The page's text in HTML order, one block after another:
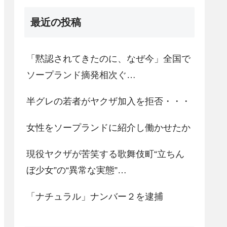
最近の投稿
「黙認されてきたのに、なぜ今」全国で
ソープランド摘発相次ぐ…
半グレの若者がヤクザ加入を拒否・・・
女性をソープランドに紹介し働かせたか
現役ヤクザが苦笑する歌舞伎町“立ちん
ぼ少女”の“異常な実態”…
「ナチュラル」ナンバー２を逮捕